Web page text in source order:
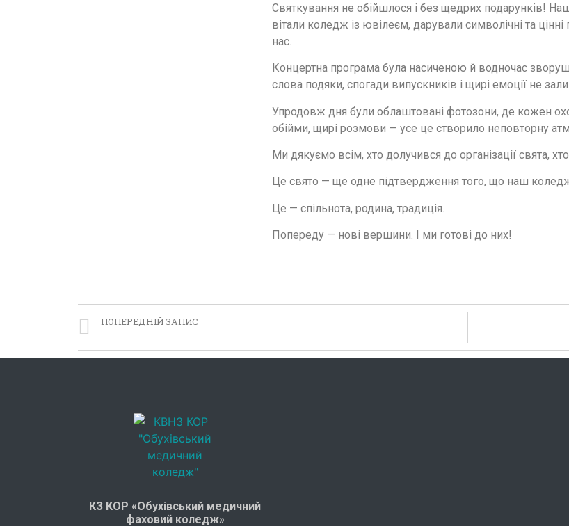
Святкування не обійшлося і без щедрих подарунків!
вітали коледж із ювілеєм, дарували символічні та
нас.
Концертна програма була насиченою й водночас
слова подяки, спогади випускників і щирі емоції не
Упродовж дня були облаштовані фотозони, де кожен
обійми, щирі розмови — усе це створило неповторну
Ми дякуємо всім, хто долучився до організації свята,
Це свято — ще одне підтвердження того, що наш
Це — спільнота, родина, традиція.
Попереду — нові вершини. І ми готові до них!
ПОПЕРЕДНІЙ ЗАПИС
КЗ КОР «Обухівський медичний
фаховий коледж»